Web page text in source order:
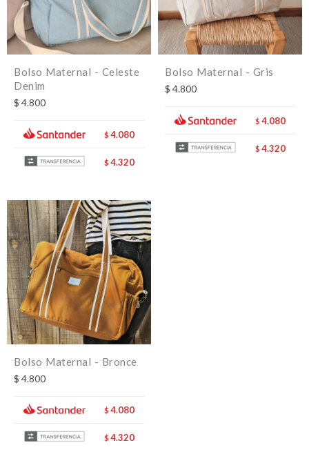
Bolso Maternal - Celeste
Denim
$ 4.800
$ 4.080
$ 4.320
Bolso Maternal - Gris
$ 4.800
$ 4.080
$ 4.320
Bolso Maternal - Bronce
$ 4.800
$ 4.080
$ 4.320